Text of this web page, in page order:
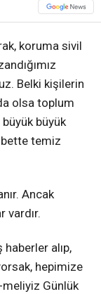
koruma sivil
Belki kişilerin
olsa toplum
büyük
temiz
Ancak
vardır.
haberler alıp,
hepimize
Günlük